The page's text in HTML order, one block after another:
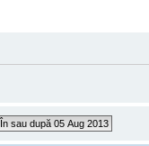
În sau după 05 Aug 2013